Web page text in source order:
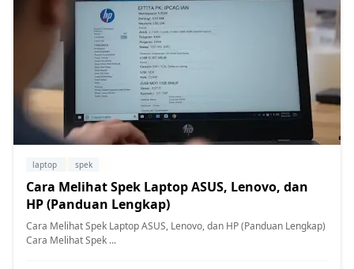
laptop spek
Cara Melihat Spek Laptop ASUS, Lenovo, dan
HP (Panduan Lengkap)
Cara Melihat Spek Laptop ASUS, Lenovo, dan HP (Panduan Lengkap)
Cara Melihat Spek ...